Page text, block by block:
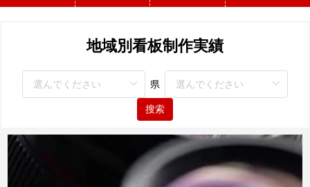
地域別看板制作実績
県
搜索